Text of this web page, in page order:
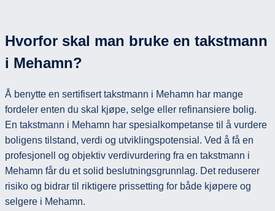
Hvorfor skal man bruke en takstmann
i Mehamn?
Å benytte en sertifisert takstmann i Mehamn har mange
fordeler enten du skal kjøpe, selge eller refinansiere bolig.
En takstmann i Mehamn har spesialkompetanse til å vurdere
boligens tilstand, verdi og utviklingspotensial. Ved å få en
profesjonell og objektiv verdivurdering fra en takstmann i
Mehamn får du et solid beslutningsgrunnlag. Det reduserer
risiko og bidrar til riktigere prissetting for både kjøpere og
selgere i Mehamn.